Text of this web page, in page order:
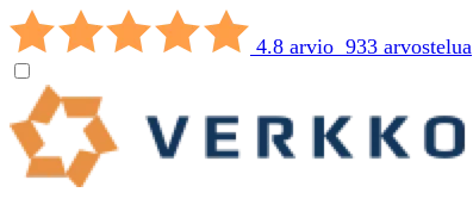
4.8 arvio 933 arvostelua